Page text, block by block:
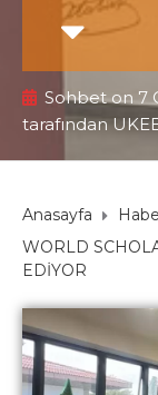
Sohbet on 7
tarafından
Anasayfa
WORLD
EDİYOR